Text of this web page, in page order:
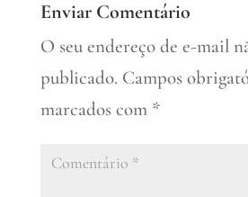
Enviar Comentário
O seu endereço de e-mail
publicado. Campos
marcados com *